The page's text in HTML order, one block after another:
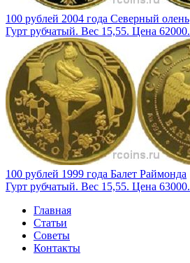
100 рублей 2004 года Северный олень
Гурт рубчатый. Вес 15,55. Цена 62000.
100 рублей 1999 года Балет Раймонда
Гурт рубчатый. Вес 15,55. Цена 63000.
Главная
Статьи
Советы
Контакты